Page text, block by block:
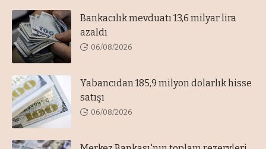
Bankacılık mevduatı 13,6 milyar lira
azaldı
06/08/2026
Yabancıdan 185,9 milyon dolarlık hisse
satışı
06/08/2026